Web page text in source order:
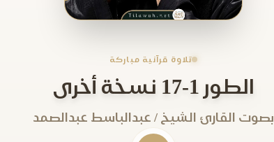
تلاوة قرآنية مباركة
الطور 1-17 نسخة أخرى
بصوت القارئ الشيخ / عبدالباسط عبدالصمد